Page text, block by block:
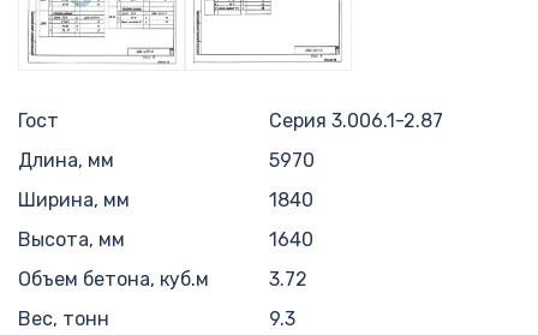
Гост
Серия 3.006.1-2.87
Длина, мм
5970
Ширина, мм
1840
Высота, мм
1640
Объем бетона, куб.м
3.72
Вес, тонн
9.3